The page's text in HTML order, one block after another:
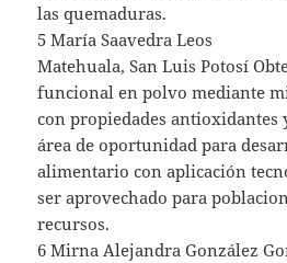
las quemaduras.
5 María Saavedra Leos
Matehuala, San Luis Potosí
funcional en polvo mediante
con propiedades antioxidantes
área de oportunidad para
alimentario con aplicación
ser aprovechado para
recursos.
6 Mirna Alejandra González